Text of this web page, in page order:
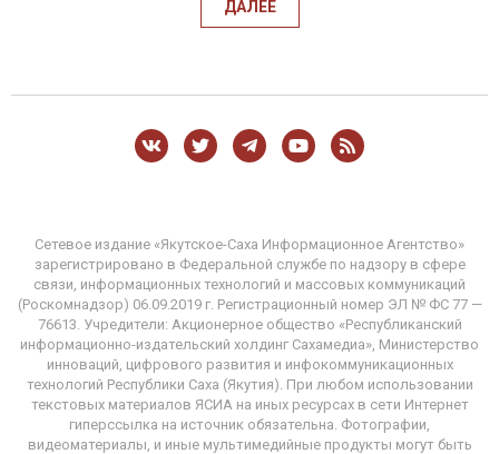
ДАЛЕЕ
Сетевое издание «Якутское-Саха Информационное Агентство»
зарегистрировано в Федеральной службе по надзору в сфере
связи, информационных технологий и массовых коммуникаций
(Роскомнадзор) 06.09.2019 г. Регистрационный номер ЭЛ № ФС 77 —
76613. Учредители: Акционерное общество «Республиканский
информационно-издательский холдинг Сахамедиа», Министерство
инноваций, цифрового развития и инфокоммуникационных
технологий Республики Саха (Якутия). При любом использовании
текстовых материалов ЯСИА на иных ресурсах в сети Интернет
гиперссылка на источник обязательна. Фотографии,
видеоматериалы, и иные мультимедийные продукты могут быть